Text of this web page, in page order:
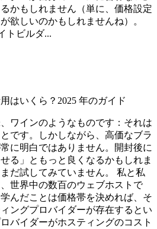
かもしれません（単に、価格設定
欲しいのかもしれませんね）。
トビルダ...
はいくら？2025 年のガイド
ワインのようなものです：それは
です。しかしながら、高価なブラ
に明白ではありません。開封後に
る」ともっと良くなるかもしれま
だ試してみていません。 私と私
世界中の数百のウェブホストで
んだことは価格帯を決めれば、そ
ングプロバイダーが存在するとい
バイダーがホスティングのコスト